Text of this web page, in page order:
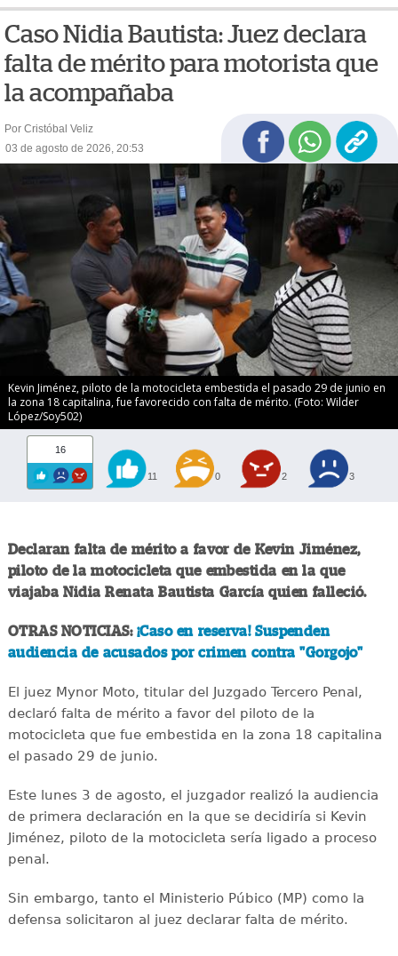
Caso Nidia Bautista: Juez declara
falta de mérito para motorista que
la acompañaba
Por Cristóbal Veliz
03 de agosto de 2026, 20:53
Kevin Jiménez, piloto de la motocicleta embestida el pasado 29 de junio en
la zona 18 capitalina, fue favorecido con falta de mérito. (Foto: Wilder
López/Soy502)
16
11 0 2 3
Declaran falta de mérito a favor de Kevin Jiménez,
piloto de la motocicleta que embestida en la que
viajaba Nidia Renata Bautista García quien falleció.
OTRAS NOTICIAS: ¡Caso en reserva! Suspenden
audiencia de acusados por crimen contra "Gorgojo"
El juez Mynor Moto, titular del Juzgado Tercero Penal,
declaró falta de mérito a favor del piloto de la
motocicleta que fue embestida en la zona 18 capitalina
el pasado 29 de junio.
Este lunes 3 de agosto, el juzgador realizó la audiencia
de primera declaración en la que se decidiría si Kevin
Jiménez, piloto de la motocicleta sería ligado a proceso
penal.
Sin embargo, tanto el Ministerio Púbico (MP) como la
defensa solicitaron al juez declarar falta de mérito.